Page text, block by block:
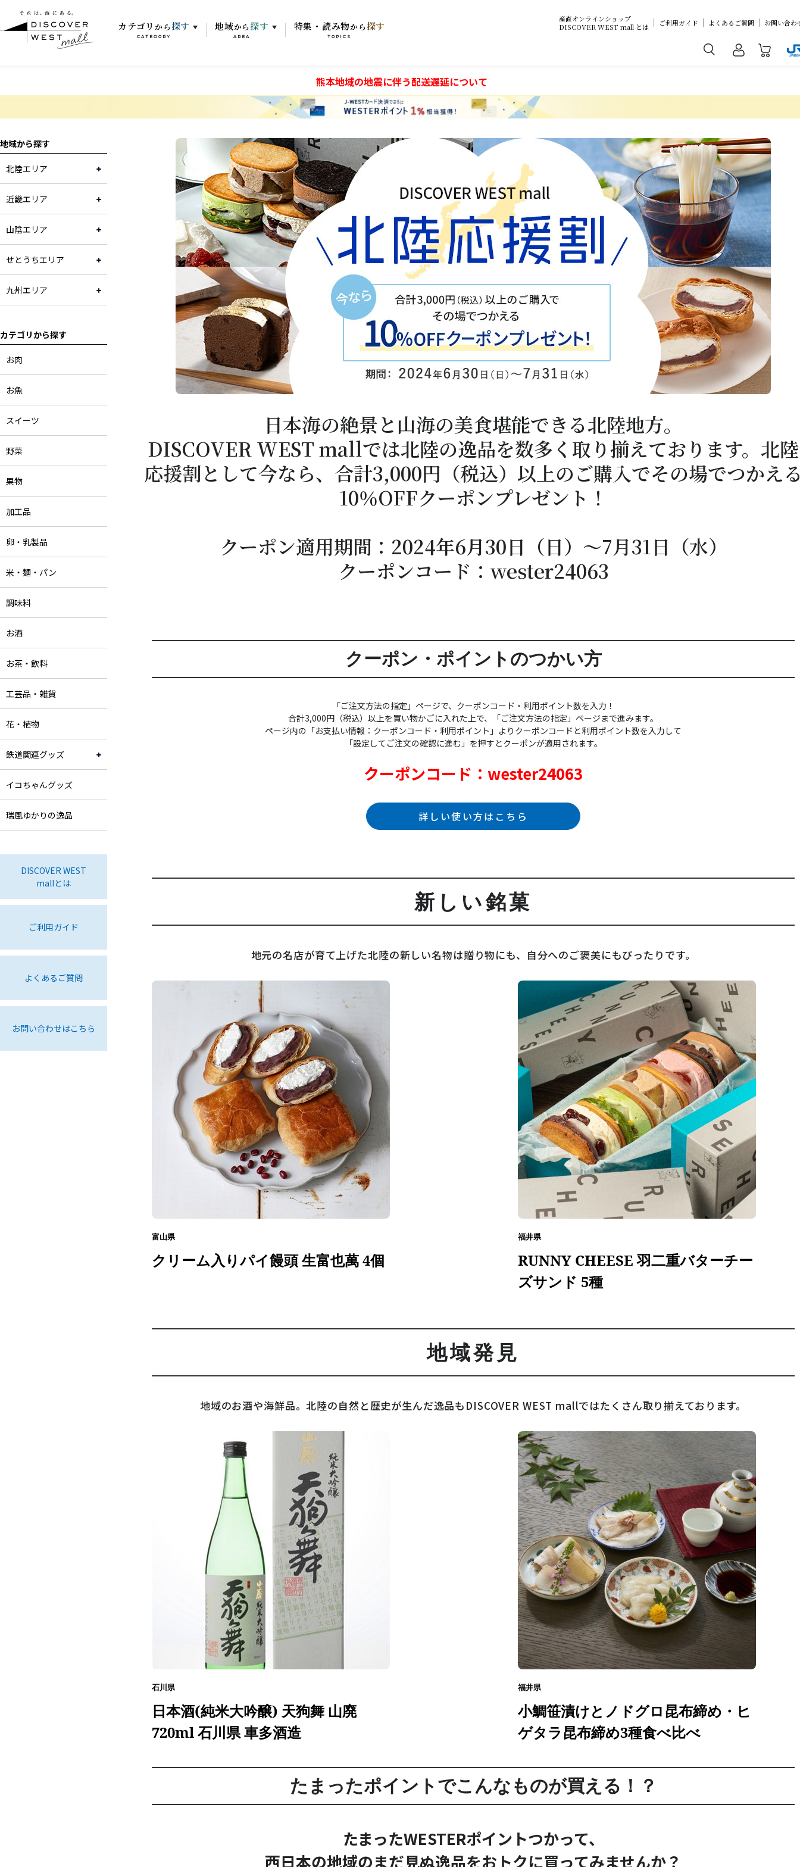
カテゴリ から 探す
CATEGORY
地域から 探す
AREA
特集・読み物から 探す
TOPICS
産直オンラインショップ
DISCOVER WEST mall とは
ご利用ガイド よくあるご質問 お問い合わ
熊本地域の地震に伴う配送遅延について
地域から探す
北陸エリア
近畿エリア
山陰エリア
せとうちエリア
九州エリア
カテゴリから探す
お肉
お魚
スイーツ
野菜
果物
加工品
卵・乳製品
米・麺・パン
調味料
お酒
お茶・飲料
工芸品・雑貨
花・植物
鉄道関連グッズ
イコちゃんグッズ
瑞風ゆかりの逸品
DISCOVER WEST
mallとは
ご利用ガイド
よくあるご質問
お問い合わせはこちら
日本海の絶景と山海の美食堪能できる北陸地方。
DISCOVER WEST mallでは北陸の逸品を数多く取り揃えております。北陸
応援割として今なら、合計3,000円（税込）以上のご購入でその場でつかえ
10％OFFクーポンプレゼント！
クーポン適用期間：2024年6月30日（日）～7月31日（水）
クーポンコード：wester24063
クーポン・ポイントのつかい方
「ご注文方法の指定」ページで、クーポンコード・利用ポイント数を入力！
合計3,000円（税込）以上を買い物かごに入れた上で、「ご注文方法の指定」ページまで進みます。
ページ内の「お支払い情報：クーポンコード・利用ポイント」よりクーポンコードと利用ポイント数を入力して
「設定してご注文の確認に進む」を押すとクーポンが適用されます。
クーポンコード：wester24063
詳しい使い方はこちら
新しい銘菓
地元の名店が育て上げた北陸の新しい名物は贈り物にも、自分へのご褒美にもぴったりです。
富山県
クリーム入りパイ饅頭 生富也萬 4個
福井県
RUNNY CHEESE 羽二重バターチー
ズサンド 5種
地域発見
地域のお酒や海鮮品。北陸の自然と歴史が生んだ逸品も DISCOVER WEST mallではたくさん取り揃えております。
石川県
日本酒(純米大吟醸) 天狗舞 山廃
720ml 石川県 車多酒造
福井県
小鯛笹漬けとノドグロ昆布締め・ヒ
ゲタラ昆布締め3種食べ比べ
たまったポイントでこんなものが買える！？
たまったWESTERポイントつかって、
西日本の地域のまだ見ぬ逸品をおトクに買ってみませんか？